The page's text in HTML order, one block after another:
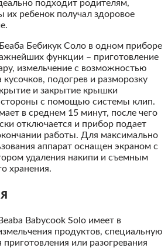
подходит родителям,
их ребенок получал здоровое
Бебикук Соло в одном приборе
функции – приготовление
измельчение с возможностью
кусочков, подогрев и разморозку
и закрытие крышки
стороны с помощью системы клип.
в среднем 15 минут, после чего
отключается и прибор подает
работы. Для максимально
аппарат оснащен экраном с
удаления накипи и съемным
хранения.
Babycook Solo имеет в
продуктов, специальную
приготовления или разогревания